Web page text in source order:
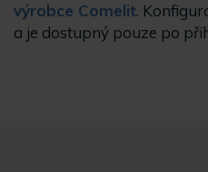
výrobce Comelit.
a je dostupný pouze po